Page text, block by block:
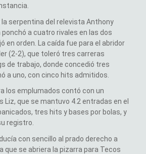
la serpentina del relevista Anthony
a cuatro rivales en las dos
en orden. La caída fue para el abridor
(2-2), que toleró tres carreras
de trabajo, donde concedió tres
a uno, con cinco hits admitidos.
los emplumados contó con un
Liz, que se mantuvo 4.2 entradas en el
tres hits y bases por bolas, y
registro.
con sencillo al prado derecho a
que se abriera la pizarra para Tecos